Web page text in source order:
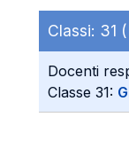
Classi: 31
Docenti
Classe 31: